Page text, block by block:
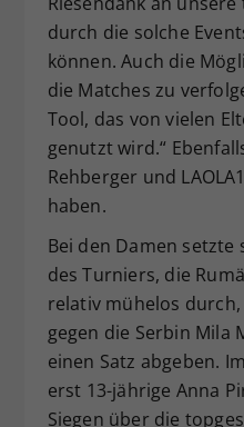
durch die solche
können. Auch die
die Matches zu
Tool, das von vielen
genutzt wird.“
Rehberger und
haben.
Bei den Damen
des Turniers, die
relativ mühelos
gegen die Serbin Mila
einen Satz abgeben.
erst 13-jährige Anna
Siegen über die